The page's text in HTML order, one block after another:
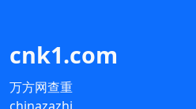
cnk1.com
万方网查重